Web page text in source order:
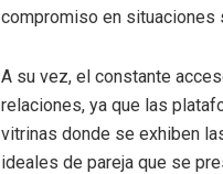
compromiso en situaciones
A su vez, el constante
relaciones, ya que las
vitrinas donde se exhiben
ideales de pareja que se